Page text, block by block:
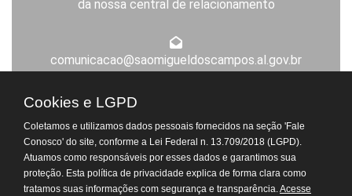
Atendimento Virtual do
Departamento de Tributos
da nossa central de relacionamento
comunicacao@saomigueldoscampos.al.gov.br
Expediente da Prefeitura
© Todos os Direitos Reservados. 2026 - Prefeitura de São Miguel dos
Cookies e LGPD
Coletamos e utilizamos dados pessoais fornecidos na seção 'Fale
Conosco' do site, conforme a Lei Federal n. 13.709/2018 (LGPD).
Atuamos como responsáveis por esses dados e garantimos sua
proteção. Esta política de privacidade explica de forma clara como
tratamos suas informações com segurança e transparência.Acesse